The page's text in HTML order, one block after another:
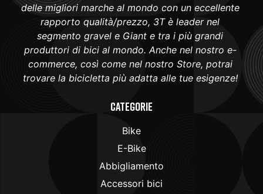
delle migliori marche al mondo con un eccellente
rapporto qualità/prezzo, 3T è leader nel
segmento gravel e Giant e tra i più grandi
produttori di bici al mondo. Anche nel nostro e-
commerce, così come nel nostro Store, potrai
trovare la bicicletta più adatta alle tue esigenze!
Categorie
Bike
E-Bike
Abbigliamento
Accessori bici